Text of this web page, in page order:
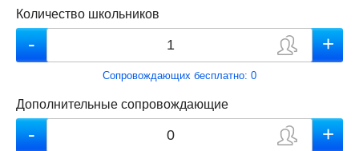
Количество школьников
Сопровождающих бесплатно: 0
Дополнительные сопровождающие